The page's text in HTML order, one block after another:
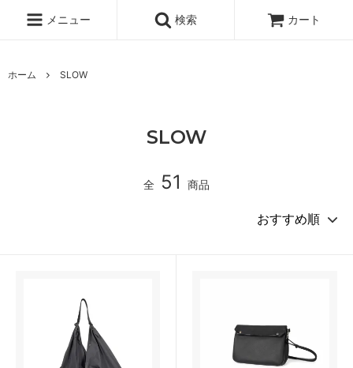
メニュー 検索 カート
ホーム SLOW
SLOW
全 51 商品